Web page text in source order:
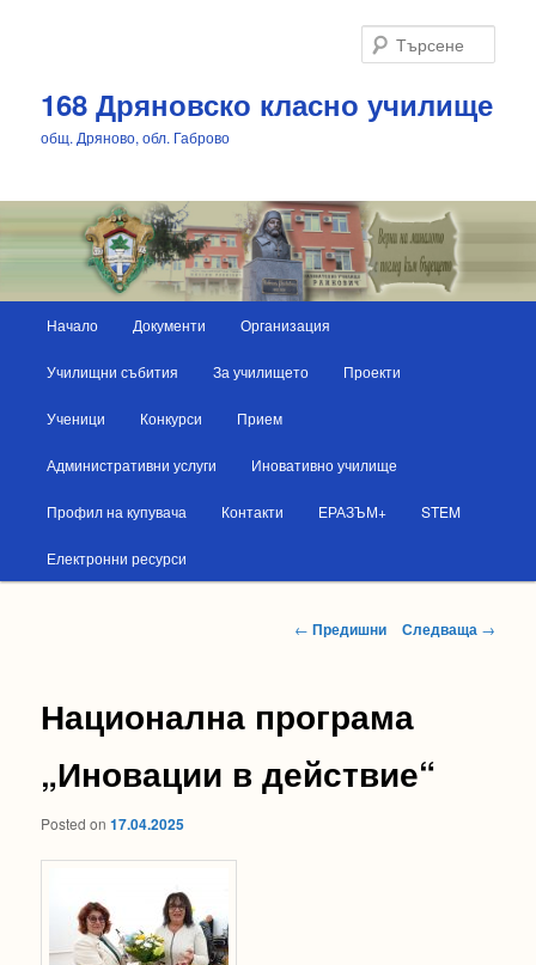
168 Дряновско класно училище
общ. Дряново, обл. Габрово
Към
основното
съдържание
Начало Документи Организация
Училищни събития За училището Проекти
Ученици Конкурси Прием
Административни услуги Иновативно училище
Профил на купувача Контакти ЕРАЗЪМ+ STEM
Електронни ресурси
Навигация
← Предишни Следваща →
Национална програма
„Иновации в действие“
Posted on17.04.2025